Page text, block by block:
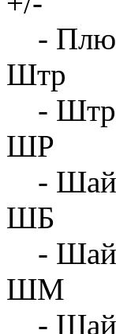
-
Штр
-
ШР
-
ШБ
-
ШМ
-